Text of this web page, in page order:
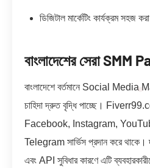
ডিজিটাল মার্কেটিং কার্যক্রম সহজ করা
বাংলাদেশের সেরা SMM
বাংলাদেশে বর্তমানে Social
চাহিদা দ্রুত বৃদ্ধি পাচ্ছে।
Facebook, Instagram,
Telegram সার্ভিস প্রদান করে থাকে।
এবং API সুবিধার কারণে এটি